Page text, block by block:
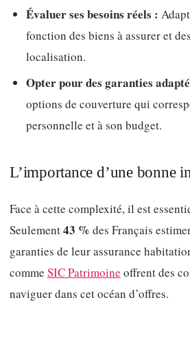
Évaluer ses besoins réels :
fonction des biens à assurer et
localisation.
Opter pour des garanties
options de couverture qui
personnelle et à son budget.
L’importance d’une bonne
Face à cette complexité, il est
Seulement43 % des Français
garanties de leur assurance
comme SIC Patrimoine offrent des
naviguer dans cet océan d’offres.